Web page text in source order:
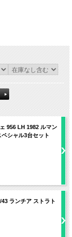
956 LH 1982 ルマン
シャル3台セット
ランチア ストラト